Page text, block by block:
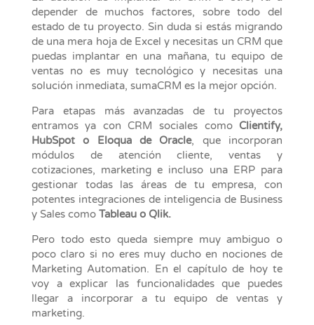
depender de muchos factores, sobre todo del
estado de tu proyecto. Sin duda si estás migrando
de una mera hoja de Excel y necesitas un CRM que
puedas implantar en una mañana, tu equipo de
ventas no es muy tecnológico y necesitas una
solución inmediata, sumaCRM es la mejor opción.
Para etapas más avanzadas de tu proyectos
entramos ya con CRM sociales como Clientify,
HubSpot o Eloqua de Oracle, que incorporan
módulos de atención cliente, ventas y
cotizaciones, marketing e incluso una ERP para
gestionar todas las áreas de tu empresa, con
potentes integraciones de inteligencia de Business
y Sales como Tableau o Qlik.
Pero todo esto queda siempre muy ambiguo o
poco claro si no eres muy ducho en nociones de
Marketing Automation. En el capítulo de hoy te
voy a explicar las funcionalidades que puedes
llegar a incorporar a tu equipo de ventas y
marketing.